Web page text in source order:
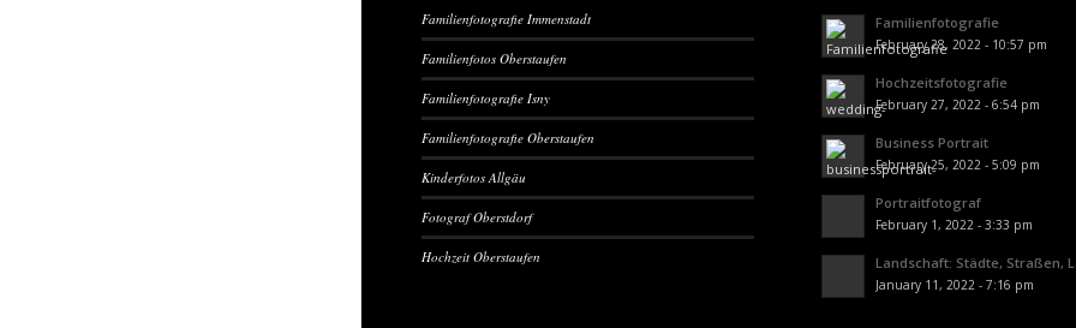
Familienfotografie Immenstadt
Familienfotos Oberstaufen
Familienfotografie Isny
Familienfotografie Oberstaufen
Kinderfotos Allgäu
Fotograf Oberstdorf
Hochzeit Oberstaufen
Familienfotografie
February 28, 2022 - 10:57 pm
Hochzeitsfotografie
February 27, 2022 - 6:54 pm
Business Portrait
February 25, 2022 - 5:09 pm
Portraitfotograf
February 1, 2022 - 3:33 pm
Landschaft: Städte, Straßen,
January 11, 2022 - 7:16 pm